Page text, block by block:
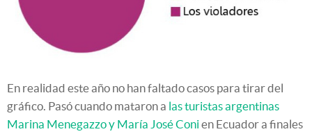
En realidad este año no han faltado casos para tirar del
gráfico. Pasó cuando mataron a las turistas argentinas
Marina Menegazzo y María José Conien Ecuador a finales